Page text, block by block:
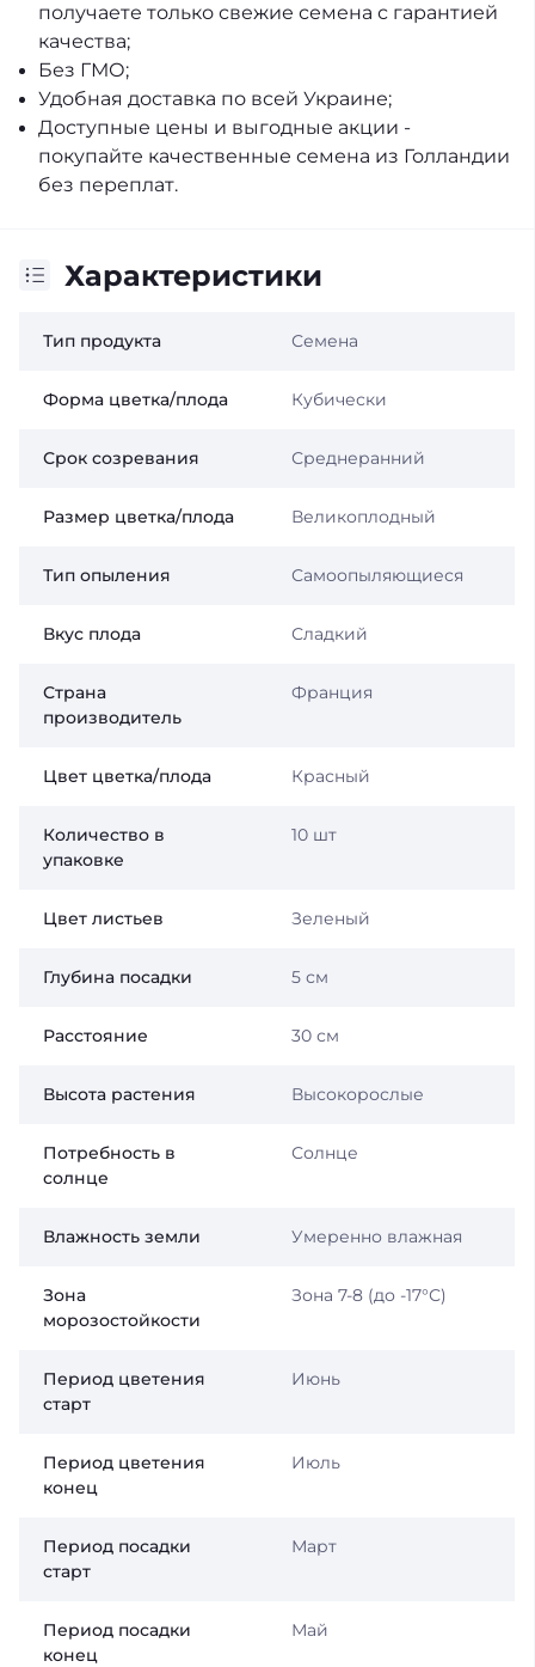
получаете только свежие семена с гарантией
качества;
Без ГМО;
Удобная доставка по всей Украине;
Доступные цены и выгодные акции -
покупайте качественные семена из Голландии
без переплат.
Характеристики
Тип продукта Семена
Форма цветка/плода Кубически
Срок созревания Среднеранний
Размер цветка/плода Великоплодный
Тип опыления Самоопыляющиеся
Вкус плода Сладкий
Страна
производитель
Франция
Цвет цветка/плода Красный
Количество в
упаковке
10 шт
Цвет листьев Зеленый
Глубина посадки 5 см
Расстояние 30 см
Высота растения Высокорослые
Потребность в
солнце
Солнце
Влажность земли Умеренно влажная
Зона
морозостойкости
Зона 7-8 (до -17°С)
Период цветения
старт
Июнь
Период цветения
конец
Июль
Период посадки
старт
Март
Период посадки
конец
Май